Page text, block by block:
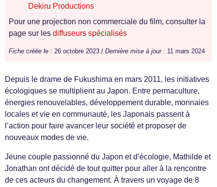
Dekiru Productions
Pour une projection non commerciale du film, consulter la
page sur les diffuseurs spécialisés
Fiche créée le : 26 octobre 2023 / Dernière mise à jour : 11 mars 2024
Depuis le drame de Fukushima en mars 2011, les initiatives
écologiques se multiplient au Japon. Entre permaculture,
énergies renouvelables, développement durable, monnaies
locales et vie en communauté, les Japonais passent à
l’action pour faire avancer leur société et proposer de
nouveaux modes de vie.
Jeune couple passionné du Japon et d’écologie, Mathilde et
Jonathan ont décidé de tout quitter pour aller à la rencontre
de ces acteurs du changement. À travers un voyage de 8